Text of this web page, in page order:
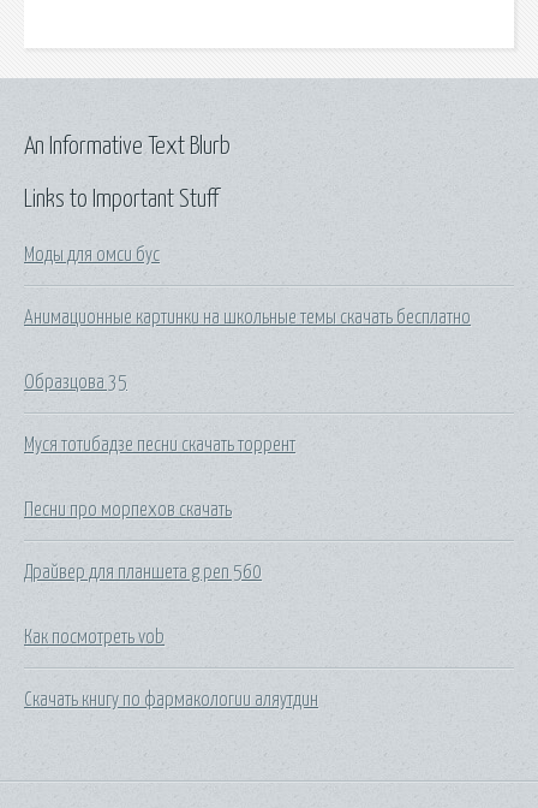
Links to Important Stuff
Моды для омси бус
Анимационные картинки на школьные темы скачать бесплатно
Образцова 35
Муся тотибадзе песни скачать торрент
Песни про морпехов скачать
Драйвер для планшета g pen 560
Как посмотреть vob
Скачать книгу по фармакологии аляутдин
An Informative Text Blurb